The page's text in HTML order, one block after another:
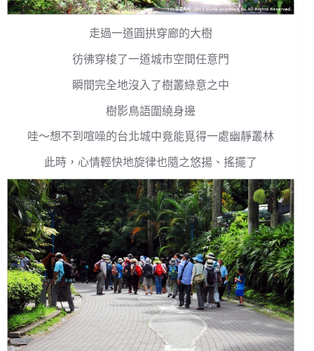
走過一道圓拱穿廊的大樹
彷彿穿梭了一道城市空間任意門
瞬間完全地沒入了樹叢綠意之中
樹影鳥語圍繞身邊
哇～想不到喧噪的台北城中竟能覓得一處幽靜叢林
此時，心情輕快地旋律也隨之悠揚、搖擺了